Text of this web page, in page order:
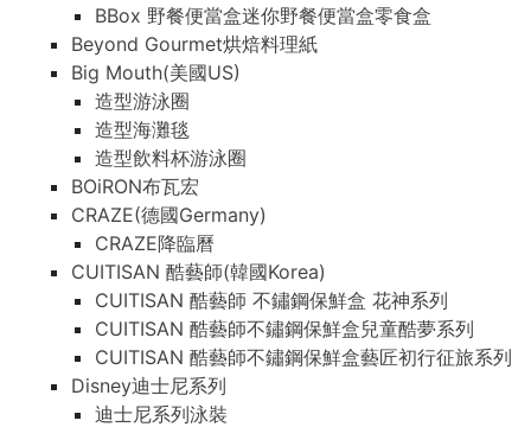
BBox 野餐便當盒迷你野餐便當盒零食盒
Beyond Gourmet烘焙料理紙
Big Mouth(美國US)
造型游泳圈
造型海灘毯
造型飲料杯游泳圈
BOiRON布瓦宏
CRAZE(德國Germany)
CRAZE降臨曆
CUITISAN 酷藝師(韓國Korea)
CUITISAN 酷藝師 不鏽鋼保鮮盒 花神系列
CUITISAN 酷藝師不鏽鋼保鮮盒兒童酷夢系列
CUITISAN 酷藝師不鏽鋼保鮮盒藝匠初行征旅系列
Disney迪士尼系列
迪士尼系列泳裝